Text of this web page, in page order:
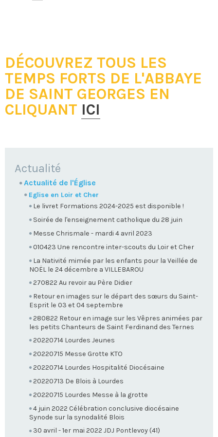
DÉCOUVREZ TOUS LES
TEMPS FORTS DE L'ABBAYE
DE SAINT GEORGES EN
CLIQUANT ICI
NAVIGATION
Actualité
Actualité de l'Église
Eglise en Loir et Cher
Le livret Formations 2024-2025 est disponible !
Soirée de l'enseignement catholique du 28 juin
Messe Chrismale - mardi 4 avril 2023
010423 Une rencontre inter-scouts du Loir et Cher
La Nativité mimée par les enfants pour la Veillée de
NOËL le 24 décembre a VILLEBAROU
270822 Au revoir au Père Didier
Retour en images sur le départ des sœurs du Saint-
Esprit le 03 et 04 septembre
280822 Retour en image sur les Vêpres animées par
les petits Chanteurs de Saint Ferdinand des Ternes
20220714 Lourdes Jeunes
20220715 Messe Grotte KTO
20220714 Lourdes Hospitalité Diocésaine
20220713 De Blois à Lourdes
20220715 Lourdes Messe à la grotte
4 juin 2022 Célébration conclusive diocésaine
Synode sur la synodalité Blois
30 avril - 1er mai 2022 JDJ Pontlevoy (41)